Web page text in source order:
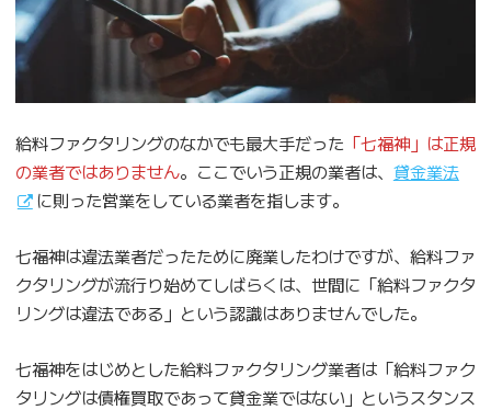
給料ファクタリングのなかでも最大手だった 「七福神」は正規
の業者ではありません。ここでいう正規の業者は、 貸金業法
に則った営業をしている業者を指します。
七福神は違法業者だったために廃業したわけですが、給料ファ
クタリングが流行り始めてしばらくは、世間に「給料ファクタ
リングは違法である」という認識はありませんでした。
七福神をはじめとした給料ファクタリング業者は「給料ファク
タリングは債権買取であって貸金業ではない」というスタンス